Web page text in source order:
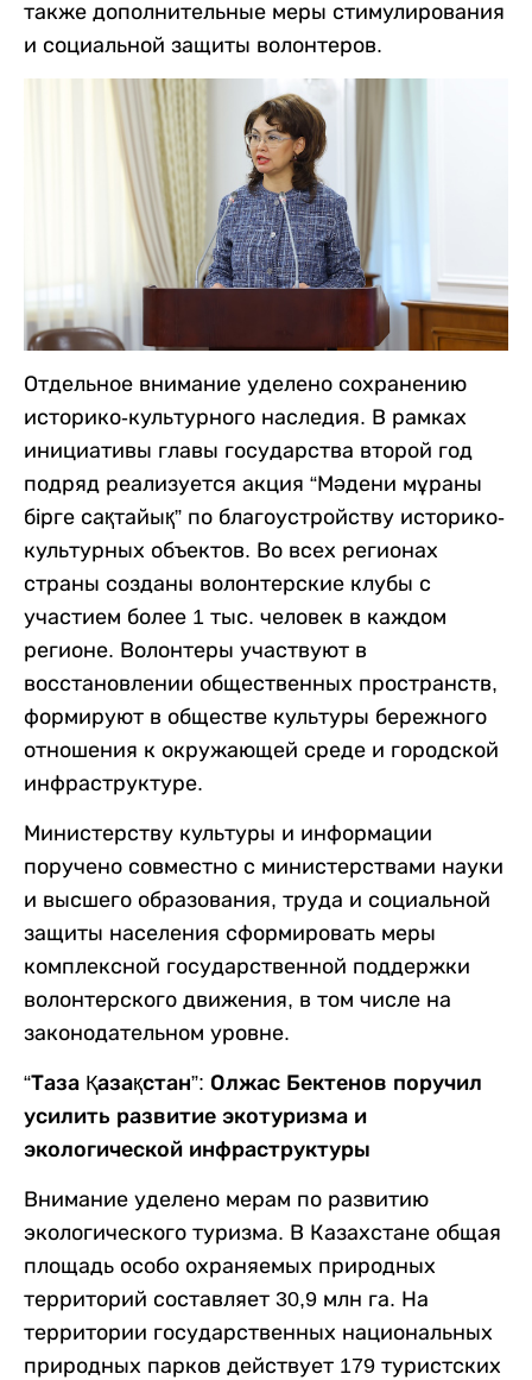
также дополнительные меры стимулирования
и социальной защиты волонтеров.
Отдельное внимание уделено сохранению
историко-культурного наследия. В рамках
инициативы главы государства второй год
подряд реализуется акция “Мәдени мұраны
бірге сақтайық” по благоустройству историко-
культурных объектов. Во всех регионах
страны созданы волонтерские клубы с
участием более 1 тыс. человек в каждом
регионе. Волонтеры участвуют в
восстановлении общественных пространств,
формируют в обществе культуры бережного
отношения к окружающей среде и городской
инфраструктуре.
Министерству культуры и информации
поручено совместно с министерствами науки
и высшего образования, труда и социальной
защиты населения сформировать меры
комплексной государственной поддержки
волонтерского движения, в том числе на
законодательном уровне.
“Таза Қазақстан”: Олжас Бектенов поручил
усилить развитие экотуризма и
экологической инфраструктуры
Внимание уделено мерам по развитию
экологического туризма. В Казахстане общая
площадь особо охраняемых природных
территорий составляет 30,9 млн га. На
территории государственных национальных
природных парков действует 179 туристских